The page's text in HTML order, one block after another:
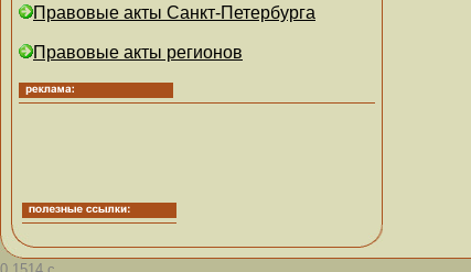
Правовые акты Санкт-Петербурга
Правовые акты регионов